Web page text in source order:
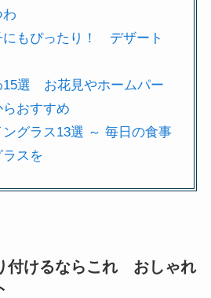
わ
にもぴったり！ デザート
15選 お花見やホームパー
おすすめ
グラス13選 ～ 毎日の食事
スを
付けるならこれ おしゃれ